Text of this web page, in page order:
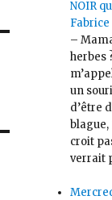
NOIR
Fabrice
–
herbes
un
d’être
blague,
croit
verrait